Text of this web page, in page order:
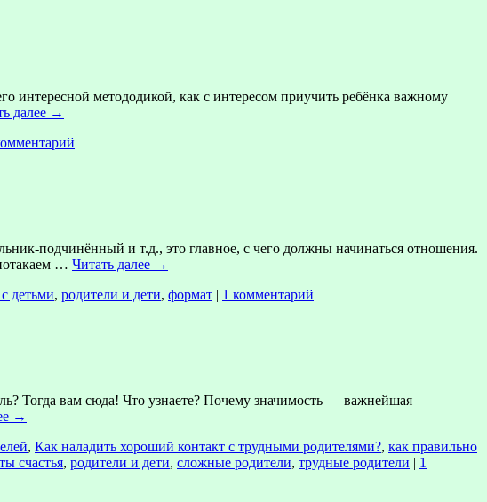
интересной метододикой, как с интересом приучить ребёнка важному
далее →
подчинённый и т.д., это главное, с чего должны начинаться отношения.
… Читать далее →
детьми, родители и дети, формат | 1 комментарий
Тогда вам сюда! Что узнаете? Почему значимость — важнейшая
→
, Как наладить хороший контакт с трудными родителями?, как правильно
счастья, родители и дети, сложные родители, трудные родители | 1